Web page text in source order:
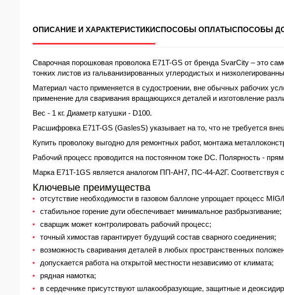
ОПИСАНИЕ И ХАРАКТЕРИСТИКИСПОСОБЫ ОПЛАТЫСПОСОБЫ
Сварочная порошковая проволока E71T-GS от бренда SvarCity – это
тонких листов из гальванизированных углеродистых и
Материал часто применяется в судостроении, вне обычных рабочих
применение для сваривания вращающихся деталей и изготовление
Вес - 1 кг. Диаметр катушки - D100.
Расшифровка E71T-GS (GaslesS) указывает на то, что не требуется
Купить проволоку выгодно для ремонтных работ, монтажа
Рабочий процесс проводится на постоянном токе DC. Полярность -
Марка E71T-1GS является аналогом ПП-АН7, ПС-44-А2Г. Соответствуя
Ключевые преимущества
отсутствие необходимости в газовом баллоне упрощает процесс MIG/
стабильное горение дуги обеспечивает минимальное разбрызгивание;
сварщик может контролировать рабочий процесс;
точный химостав гарантирует будущий состав сварного соединения;
возможность сваривания деталей в любых пространственных
допускается работа на открытой местности независимо от климата;
рядная намотка;
в сердечнике присутствуют шлакообразующие, защитные и